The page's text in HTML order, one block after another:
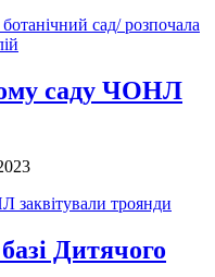
сад/ розпочала
саду ЧОНЛ
заквітували троянди
Дитячого